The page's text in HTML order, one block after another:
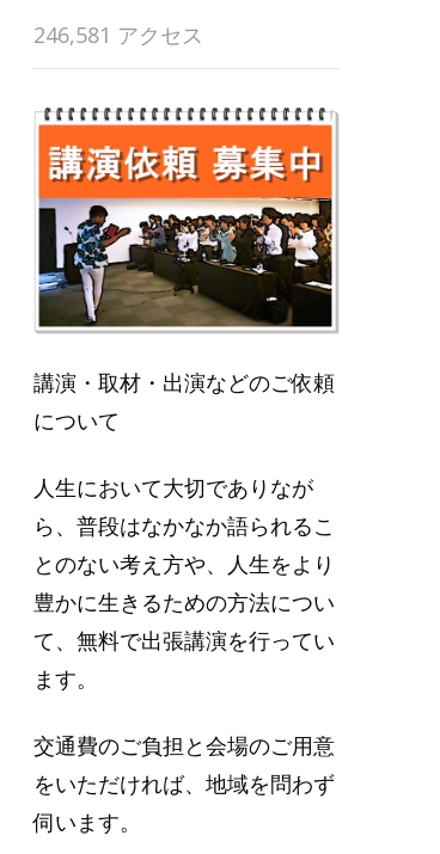
246,581 アクセス
講演・取材・出演などのご依頼
について
人生において大切でありなが
ら、普段はなかなか語られるこ
とのない考え方や、人生をより
豊かに生きるための方法につい
て、無料で出張講演を行ってい
ます。
交通費のご負担と会場のご用意
をいただければ、地域を問わず
伺います。